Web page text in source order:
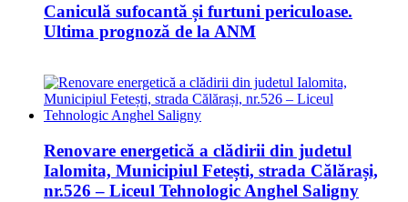
Caniculă sufocantă și furtuni periculoase.
Ultima prognoză de la ANM
Renovare energetică a clădirii din judetul
Ialomita, Municipiul Fetești, strada Călărași,
nr.526 – Liceul Tehnologic Anghel Saligny